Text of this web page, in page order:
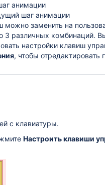
анимации
шаг анимации
заменить на
3 различных комбинаций.
настройки клавиш
, чтобы отредактировать
с клавиатуры.
Настроить клавиши